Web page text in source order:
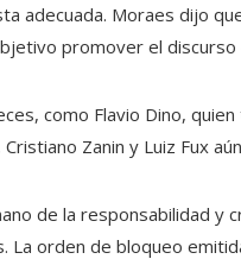
adecuada. Moraes dijo
promover el
como Flavio Dino,
Zanin y Luiz Fux
de la responsabilidad y
orden de bloqueo